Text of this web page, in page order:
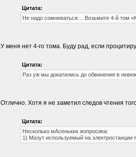
Цитата:
Не надо сомневаться… Возьмите 4-й том
У меня нет 4-го тома. Буду рад, если
Цитата:
Раз уж мы докатились до обвинения в
Отлично. Хотя я не заметил следов чтения
Цитата:
Несколько мАсеньких вопросика:
1) Мазут используемый на электростанции